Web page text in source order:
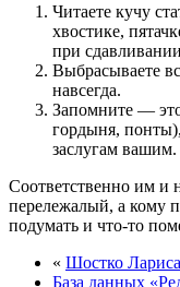
Читаете кучу
хвостике,
при
Выбрасываете
навсегда.
Запомните —
гордыня,
заслугам вашим.
Соответственно им и
перележалый, а кому
подумать и что-то
« Шостко
База данных